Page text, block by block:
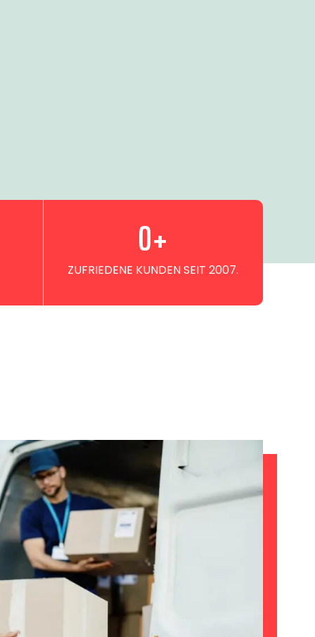
ZUFRIEDENE KUNDEN SEIT 2007.
0+